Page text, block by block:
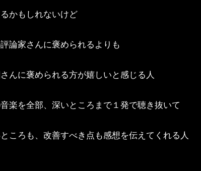
かもしれないけど
論家さんに褒められるよりも
んに褒められる方が嬉しいと感じる人
楽を全部、深いところまで１発で聴き抜いて
ころも、改善すべき点も感想を伝えてくれる人